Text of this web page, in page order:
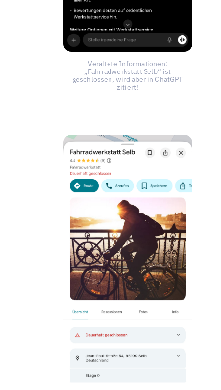
Veraltete Informationen:
„Fahrradwerkstatt Selb“ ist
geschlossen, wird aber in ChatGPT
zitiert!